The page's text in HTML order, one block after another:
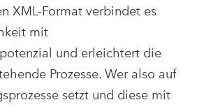
XML-Format verbindet es
mit
und erleichtert die
Prozesse. Wer also auf
setzt und diese mit